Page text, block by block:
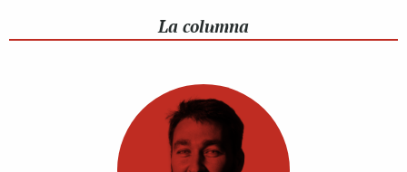
La columna